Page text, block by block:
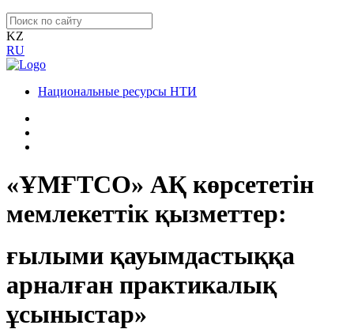
KZ
RU
Национальные ресурсы НТИ
«ҰМҒТСО» АҚ көрсететін
мемлекеттік қызметтер:
ғылыми қауымдастыққа
арналған практикалық
ұсыныстар»